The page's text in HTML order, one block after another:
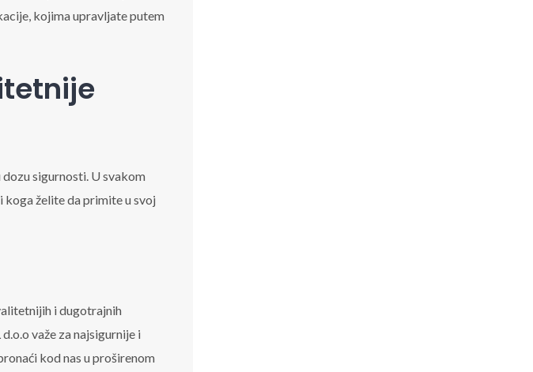
kojima upravljate putem
sigurnosti. U svakom
koga želite da primite u svoj
i dugotrajnih
važe za najsigurnije i
kod nas u proširenom